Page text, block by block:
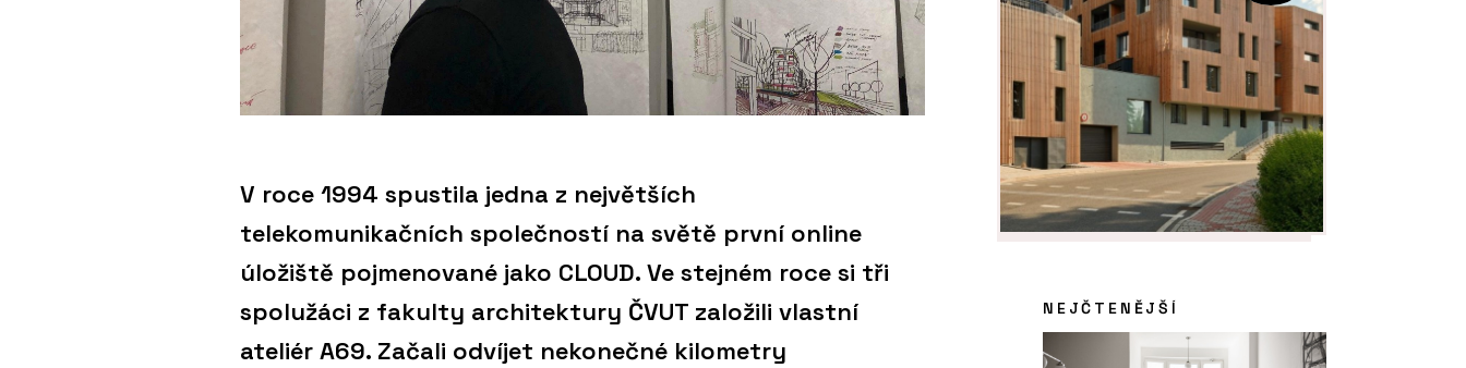
V roce 1994 spustila jedna z největších
telekomunikačních společností na světě první online
úložiště pojmenované jako CLOUD. Ve stejném roce si tři
spolužáci z fakulty architektury ČVUT založili vlastní
ateliér A69. Začali odvíjet nekonečné kilometry
NEJČTENĚJŠÍ